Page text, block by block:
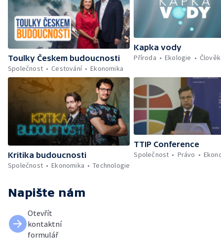
Toulky Českem budoucnosti
Společnost
Cestování Ekonomika
Kapka vody
Příroda
Ekologie Člověk
Kritika budoucnosti
Společnost
Ekonomika Technologie
TTIP Conference
Společnost
Právo
Napište nám
Otevřít
kontaktní
formulář